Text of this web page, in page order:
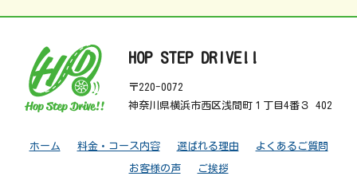
HOP STEP DRIVE!!
〒220-0072
神奈川県横浜市西区浅間町１丁目4番３ 402
ホーム 料金・コース内容 選ばれる理由 よくあるご質問
お客様の声 ご挨拶